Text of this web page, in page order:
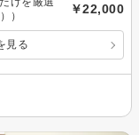
）
￥22,000
見る